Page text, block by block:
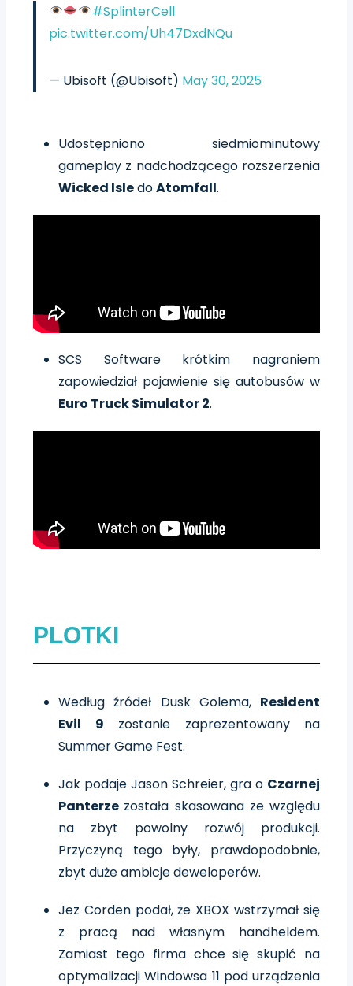
#SplinterCell
pic.twitter.com/Uh47DxdNQu
— Ubisoft (@Ubisoft) May 30, 2025
Udostępniono siedmiominutowy
gameplay z nadchodzącego rozszerzenia
Wicked IsledoAtomfall.
SCS Software krótkim nagraniem
zapowiedział pojawienie się autobusów w
Euro Truck Simulator 2.
PLOTKI
Według źródeł Dusk Golema, Resident
Evil 9 zostanie zaprezentowany na
Summer Game Fest.
Jak podaje Jason Schreier, gra o Czarnej
Panterze została skasowana ze względu
na zbyt powolny rozwój produkcji.
Przyczyną tego były, prawdopodobnie,
zbyt duże ambicje deweloperów.
Jez Corden podał, że XBOX wstrzymał się
z pracą nad własnym handheldem.
Zamiast tego firma chce się skupić na
optymalizacji Windowsa 11 pod urządzenia